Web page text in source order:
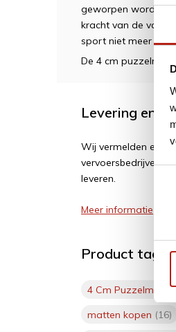
geworpen wordt
kracht van de val
sport niet meer zou
De 4 cm
Levering en
Wij vermelden een
vervoersbedrijven
leveren.
Meer informatie
Product tags
4 Cm
matten kopen (16)